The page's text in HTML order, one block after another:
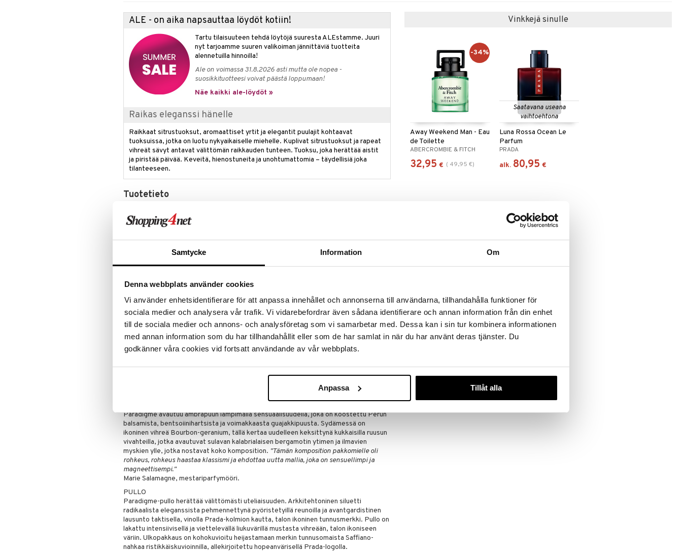
Samtycke Information Om
Denna webbplats använder cookies
Vi använder enhetsidentifierare för att anpassa innehållet och annonserna till användarna, tillhandahålla funktioner för
sociala medier och analysera vår trafik. Vi vidarebefordrar även sådana identifierare och annan information från din enhet
till de sociala medier och annons- och analysföretag som vi samarbetar med. Dessa kan i sin tur kombinera informationen
med annan information som du har tillhandahållit eller som de har samlat in när du har använt deras tjänster. Du
godkänner våra cookies vid fortsatt användande av vår webbplats.
Anpassa Tillåt alla
ALE - on aika napsauttaa löydöt kotiin!
Tartu tilaisuuteen tehdä löytöjä suuresta ALEstamme. Juuri
nyt tarjoamme suuren valikoiman jännittäviä tuotteita
alennetuilla hinnoilla!
Ale on voimassa 31.8.2026 asti mutta ole nopea -
suosikkituotteesi voivat päästä loppumaan!
Näe kaikki ale-löydöt »
Raikas eleganssi hänelle
Raikkaat sitrustuoksut, aromaattiset yrtit ja elegantit puulajit kohtaavat
tuoksuissa, jotka on luotu nykyaikaiselle miehelle. Kuplivat sitrustuoksut ja rapeat
vihreät sävyt antavat välittömän raikkauden tunteen. Tuoksu, joka herättää aistit
ja piristää päivää. Keveitä, hienostuneita ja unohtumattomia – täydellisiä joka
tilanteeseen.
Tuotetieto
Julkaisu: 2025
Parfymööri: Marie Salamagne, Bruno Jovanovic & Nicolas Bonneville
UUDET NÄKÖKULMAT
Entä jos on olemassa toinen tapa? Paradigme, Pradan maskuliininen tunnustuoksu.
Tuoksu, joka ylittää perinteiset ennakkoluulot kysymällä – entä jos on olemassa toinen
määritellään uudelleen uteliaisuutena, voima hienostuneisuutena ja menestys
vapautena luoda oma paradigmasi. Toinen tapa nimetä tuoksu: Paradigme: [pa-ruh-
dym] substantiivi. Uusi näkökulma. Uusi tapa ajatella, toimia ja olla. Pradan laajennettu
anagrammi, joka luo suoran yhteyden naiselliseen ikoniimme: Paradoxe. Toinen tapa
luoda tuoksu: Paradigme Eau de Parfum keksii uudelleen perinteisen tavan luoda
tuoksu.
TUOKSU
Mestariparfymöörit Marie Salamagne, Bruno Jovanovic ja Nicolas Bonneville päättivät
tuoksukompositioarkkitehtuurin ylösalaisin ja rakentamalla sen alhaalta ylöspäin
avantgardistinen, mutta silti erittäin hienostunut amber- ja puinen tunnustuoksu, joka
heiluu ympäröivän lämmön ja virkistävän raikkauden välillä.
Paradigme avautuu ambrapuun lämpimällä sensuaalisuudella, joka on koostettu Perun
balsamista, bentsoiinihartsista ja voimakkaasta guajakkipuusta. Sydämessä on
ikoninen vihreä Bourbon-geranium, tällä kertaa uudelleen keksittynä kukkaisilla ruusun
vivahteilla, jotka avautuvat sulavan kalabrialaisen bergamotin ytimen ja ilmavien
myskien ylle, jotka nostavat koko komposition. "Tämän komposition pakkomielle oli
rohkeus, rohkeus haastaa klassismi ja ehdottaa uutta mallia, joka on sensuellimpi ja
magneettisempi."
Marie Salamagne, mestariparfymööri.
PULLO
Paradigme-pullo herättää välittömästi uteliaisuuden. Arkkitehtoninen siluetti
radikaalista eleganssista pehmennettynä pyöristetyillä reunoilla ja avantgardistinen
lausunto taktisella, vinolla Prada-kolmion kautta, talon ikoninen tunnusmerkki. Pullo on
lakattu intensiivisellä ja viettelevällä liukuvärillä mustasta vihreään, talon ikoniseen
väriin. Ulkopakkaus on kohokuvioitu heijastamaan merkin tunnusomaista Saffiano-
nahkaa ristikkäiskuvioinnilla, allekirjoitettu hopeanvärisellä Prada-logolla.
Vinkkejä sinulle
Away Weekend Man - Eau
de Toilette
ABERCROMBIE & FITCH
32,95 € ( 49,95 €)
-34%
Saatavana useana
vaihtoehtona
Luna Rossa Ocean Le
Parfum
PRADA
alk. 80,95 €